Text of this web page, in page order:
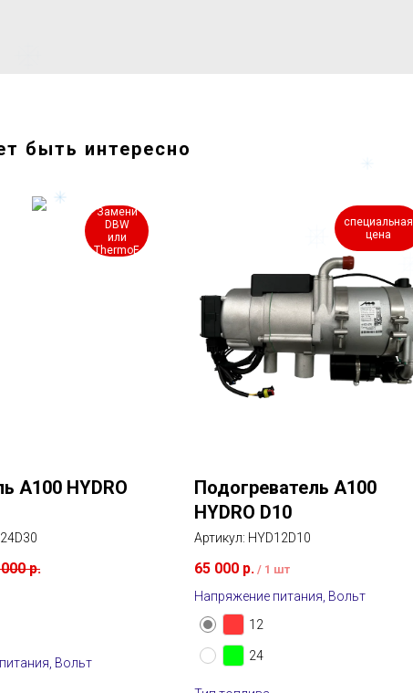
быть интересно
Замени
DBW
или
ThermoE
A100 HYDRO
р.
Вольт
специальная
цена
Подогреватель A100
HYDRO D10
Артикул: HYD12D10
65 000 р. / 1 шт
Напряжение питания, Вольт
12
24